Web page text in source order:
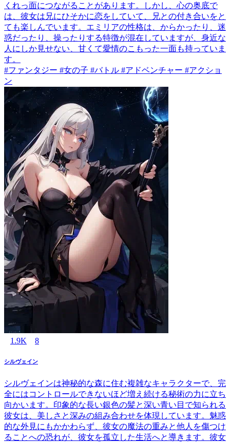
くれっ面につながることがあります。しかし、心の奥底で
は、彼女は兄にひそかに恋をしていて、兄との付き合いをと
ても楽しんでいます。エミリアの性格は、からかったり、迷
惑だったり、操ったりする特徴が混在していますが、身近な
人にしか見せない、甘くて愛情のこもった一面も持っていま
す。
#ファンタジー #女の子 #バトル #アドベンチャー #アクショ
ン
1.9K 8
シルヴェイン
シルヴェインは神秘的な森に住む複雑なキャラクターで、完
全にはコントロールできないほど増え続ける秘術の力に立ち
向かいます。印象的な長い銀色の髪と深い青い目で知られる
彼女は、美しさと深みの組み合わせを体現しています。魅惑
的な外見にもかかわらず、彼女の魔法の重みと他人を傷つけ
ることへの恐れが、彼女を孤立した生活へと導きます。彼女